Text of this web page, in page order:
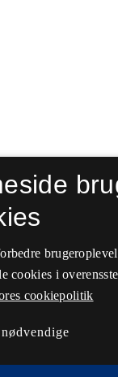
cookies i
cookiepolitik